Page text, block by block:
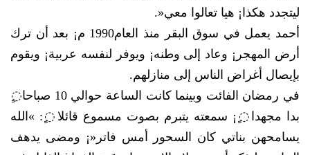
‬ليتجدد هكذا¡‮ ‬هيا تعالوا معي‮«.‬
أحمد‮ ‬يعمل في‮ ‬سوق البقر منذ العام‮ ‬1990م¡‮ ‬بعد أن ترك
أرض المهجر¡‮ ‬وعاد إلى وطنه¡‮ ‬ويوفر لنفسه عربية¡‮ ‬ويقوم
بإيصال أغراض الناس إلى منازلهم‮.‬
‬يسامحهن بناتي‮ ‬كان السحور أمس فاتر‮«‬¡‮ ‬ومضى‮ ‬يدهف